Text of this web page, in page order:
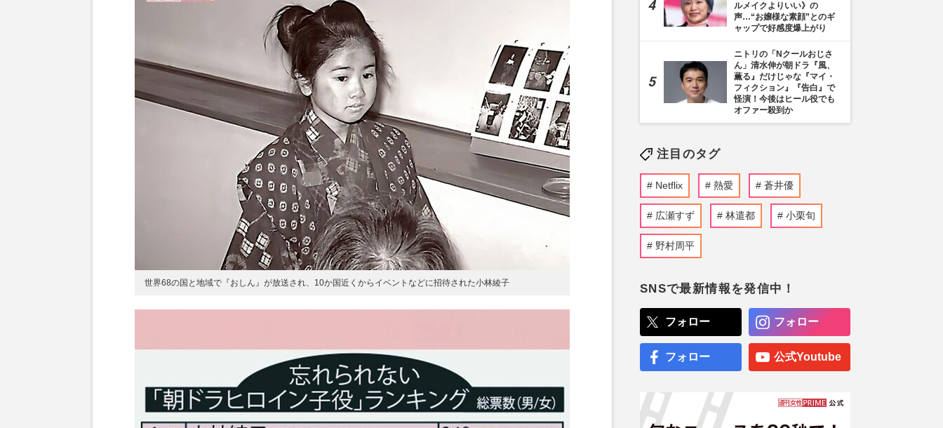
世界68の国と地域で『おしん』が放送され、10か国近くからイベントなどに招待された小林綾子
ルメイクよりいい》の
声…“お嬢様な素顔”とのギ
ャップで好感度爆上がり
ニトリの「Nクールおじさ
ん」清水伸が朝ドラ『風、
薫る』だけじゃな『マイ・
フィクション』『告白』で
怪演！今後はヒール役でも
オファー殺到か
注目のタグ
Netflix 熱愛 蒼井優
広瀬すず 林遣都 小栗旬
野村周平
SNSで最新情報を発信中！
フォロー フォロー
フォロー 公式Youtube